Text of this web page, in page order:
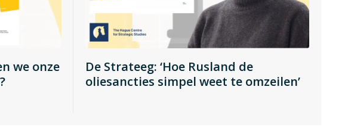
we onze
De Strateeg: ‘Hoe Rusland de
oliesancties simpel weet te omzeilen’